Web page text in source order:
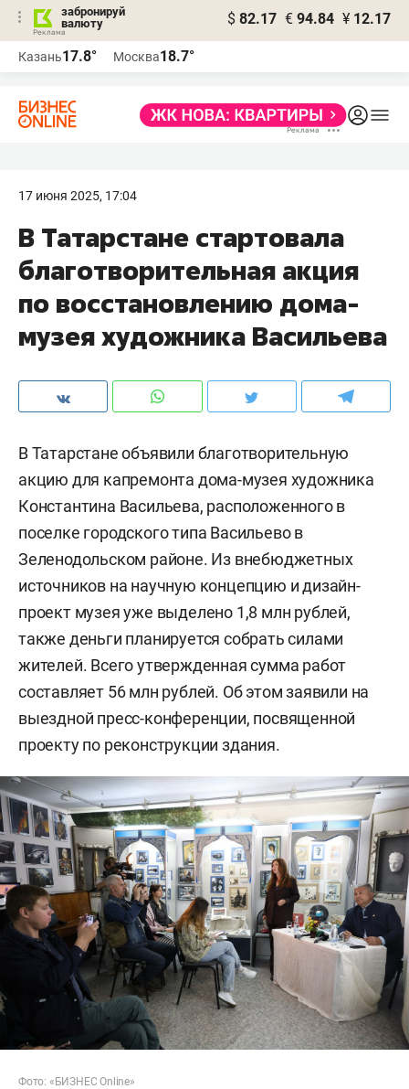
забронируй
валюту
$ 82.17 € 94.84 ¥ 12.17
Казань17.8° Москва18.7°
17 июня 2025, 17:04
В Татарстане стартовала
благотворительная акция
по восстановлению дома-
музея художника Васильева
В Татарстане объявили благотворительную
акцию для капремонта дома-музея художника
Константина Васильева, расположенного в
поселке городского типа Васильево в
Зеленодольском районе. Из внебюджетных
источников на научную концепцию и дизайн-
проект музея уже выделено 1,8 млн рублей,
также деньги планируется собрать силами
жителей. Всего утвержденная сумма работ
составляет 56 млн рублей. Об этом заявили на
выездной пресс-конференции, посвященной
проекту по реконструкции здания.
Фото: «БИЗНЕС Online»